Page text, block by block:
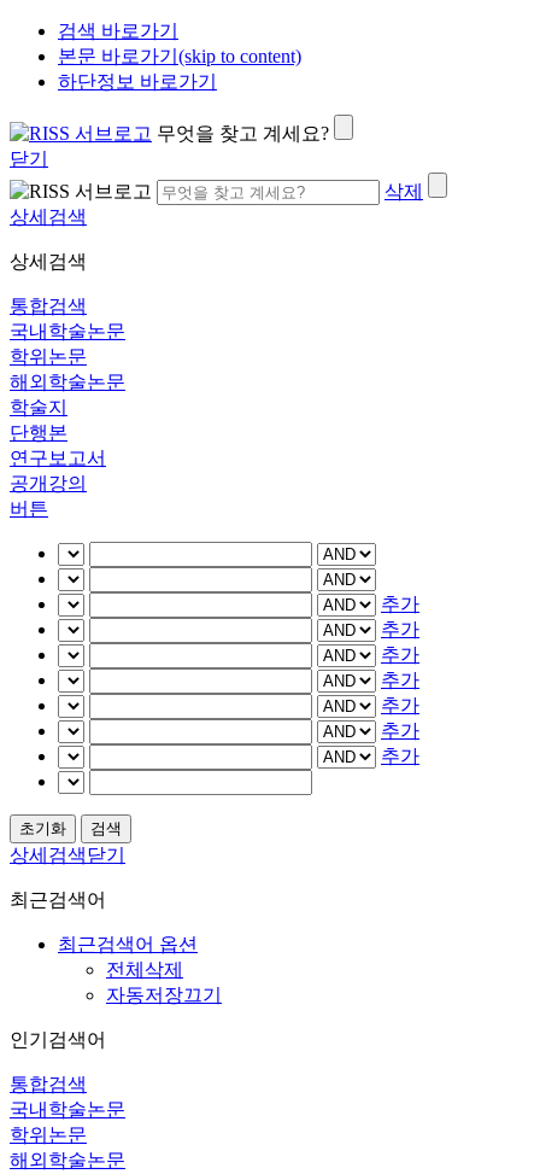
검색 바로가기
본문 바로가기(skip to content)
하단정보 바로가기
무엇을 찾고 계세요?
닫기
삭제
상세검색
상세검색
통합검색
국내학술논문
학위논문
해외학술논문
학술지
단행본
연구보고서
공개강의
버튼
추가
추가
추가
추가
추가
추가
추가
상세검색닫기
최근검색어
최근검색어 옵션
전체삭제
자동저장끄기
인기검색어
통합검색
국내학술논문
학위논문
해외학술논문